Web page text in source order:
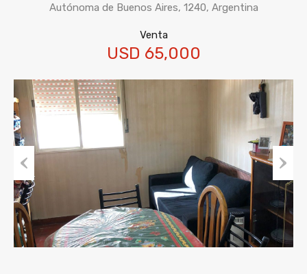
Autónoma de Buenos Aires, 1240, Argentina
Venta
USD 65,000
Previous Next